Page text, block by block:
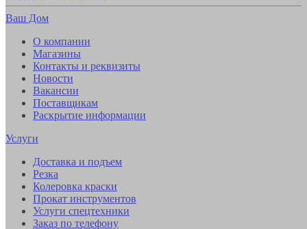
Ваш Дом
О компании
Магазины
Контакты и реквизиты
Новости
Вакансии
Поставщикам
Раскрытие информации
Услуги
Доставка и подъем
Резка
Колеровка краски
Прокат инструментов
Услуги спецтехники
Заказ по телефону